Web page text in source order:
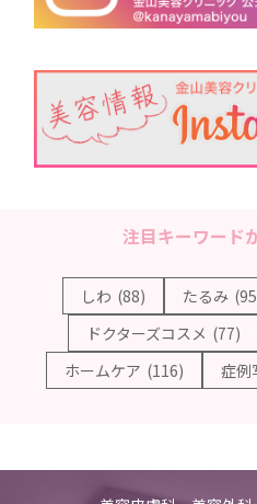
注目キーワード
しわ (88) たるみ
ドクターズコスメ (77)
ホームケア (116) 症例